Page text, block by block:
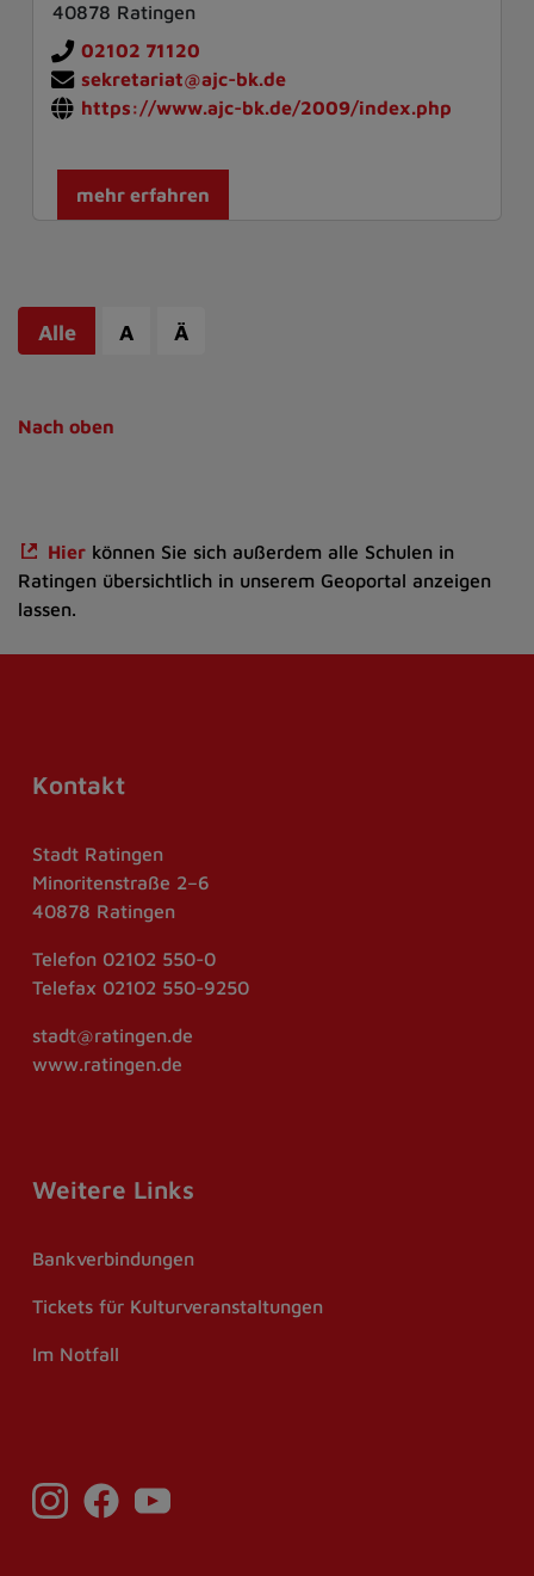
40878 Ratingen
02102 71120
sekretariat@ajc-bk.de
https://www.ajc-bk.de/2009/index.php
mehr erfahren
Alle A Ä
Nach oben
Hier können Sie sich außerdem alle Schulen in
Ratingen übersichtlich in unserem Geoportal anzeigen
lassen.
Kontakt
Stadt Ratingen
Minoritenstraße 2–6
40878 Ratingen
Telefon 02102 550-0
Telefax 02102 550-9250
stadt@ratingen.de
www.ratingen.de
Weitere Links
Bankverbindungen
Tickets für Kulturveranstaltungen
Im Notfall